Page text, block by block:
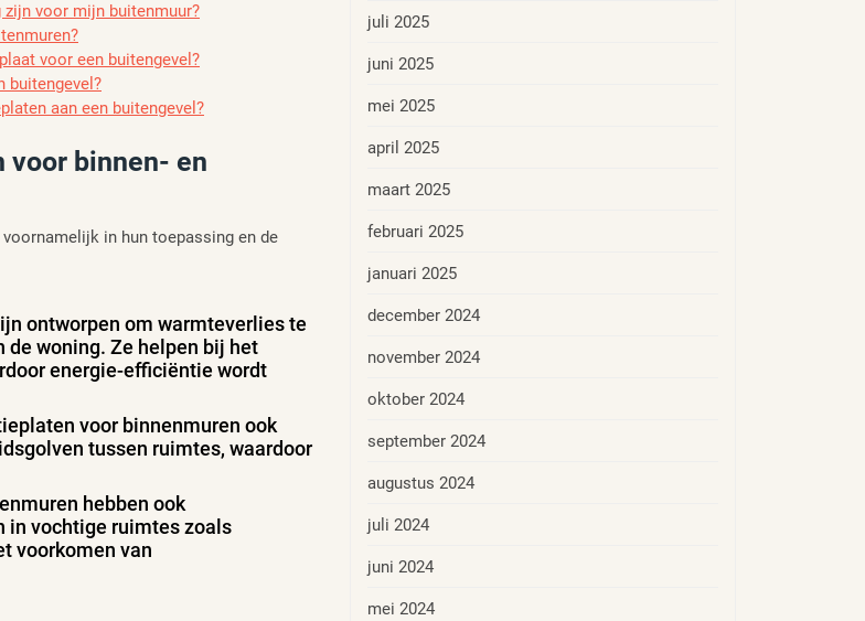
voor mijn buitenmuur?
voor een buitengevel?
buitengevel?
aan een buitengevel?
voor binnen- en
in hun toepassing en de
ontworpen om warmteverlies te
woning. Ze helpen bij het
energie-efficiëntie wordt
voor binnenmuren ook
tussen ruimtes, waardoor
hebben ook
in vochtige ruimtes zoals
voorkomen van
juli 2025
juni 2025
mei 2025
april 2025
maart 2025
februari 2025
januari 2025
december 2024
november 2024
oktober 2024
september 2024
augustus 2024
juli 2024
juni 2024
mei 2024